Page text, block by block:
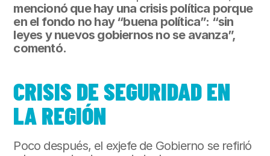
mencionó que hay una crisis política porque
en el fondo no hay “buena política”: “sin
leyes y nuevos gobiernos no se avanza”,
comentó.
CRISIS DE SEGURIDAD EN
LA REGIÓN
Poco después, el exjefe de Gobierno se refirió